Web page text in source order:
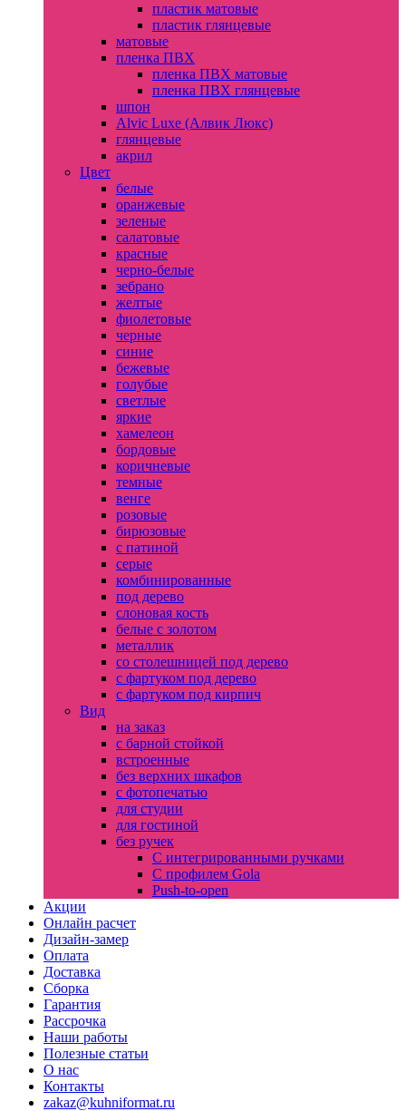
пластик матовые
пластик глянцевые
матовые
пленка ПВХ
пленка ПВХ матовые
пленка ПВХ глянцевые
шпон
Alvic Luxe (Алвик Люкс)
глянцевые
акрил
Цвет
белые
оранжевые
зеленые
салатовые
красные
черно-белые
зебрано
желтые
фиолетовые
черные
синие
бежевые
голубые
светлые
яркие
хамелеон
бордовые
коричневые
темные
венге
розовые
бирюзовые
с патиной
серые
комбинированные
под дерево
слоновая кость
белые с золотом
металлик
со столешницей под дерево
с фартуком под дерево
с фартуком под кирпич
Вид
на заказ
с барной стойкой
встроенные
без верхних шкафов
с фотопечатью
для студии
для гостиной
без ручек
С интегрированными ручками
С профилем Gola
Push-to-open
Акции
Онлайн расчет
Дизайн-замер
Оплата
Доставка
Сборка
Гарантия
Рассрочка
Наши работы
Полезные статьи
О нас
Контакты
zakaz@kuhniformat.ru